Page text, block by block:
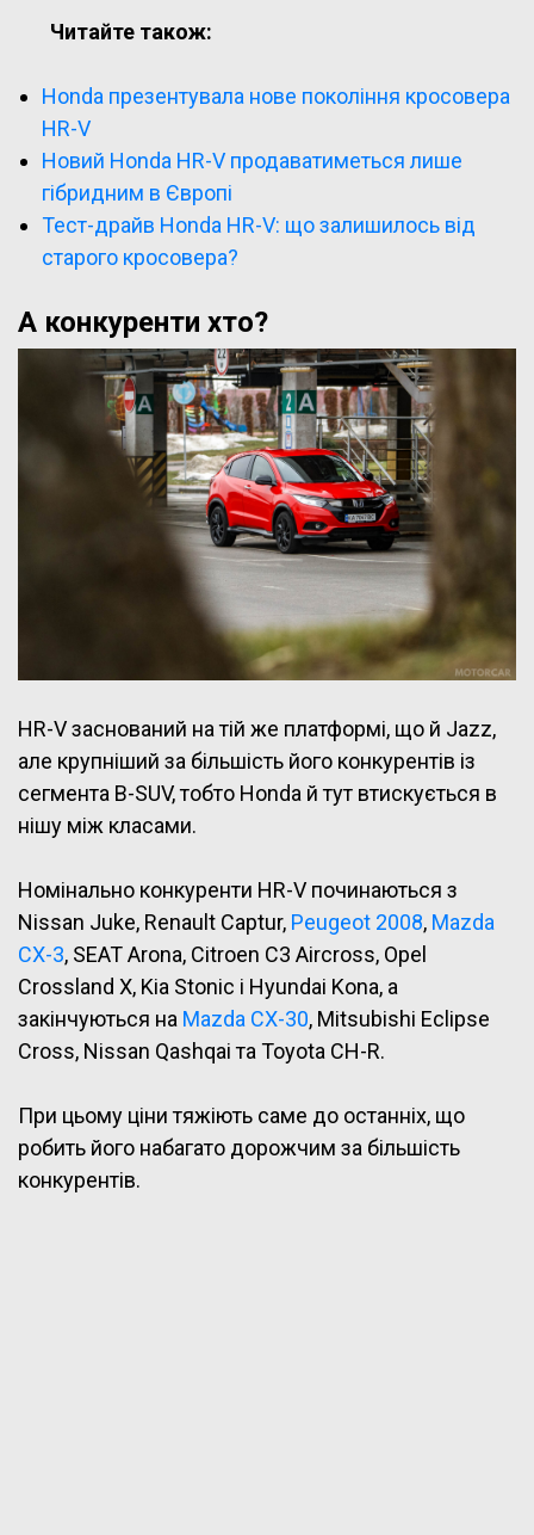
Читайте також:
Honda презентувала нове покоління кросовера
HR-V
Новий Honda HR-V продаватиметься лише
гібридним в Європі
Тест-драйв Honda HR-V: що залишилось від
старого кросовера?
А конкуренти хто?
HR-V заснований на тій же платформі, що й Jazz,
але крупніший за більшість його конкурентів із
сегмента B-SUV, тобто Honda й тут втискується в
нішу між класами.
Номінально конкуренти HR-V починаються з
Nissan Juke, Renault Captur, Peugeot 2008, Mazda
CX-3, SEAT Arona, Citroen C3 Aircross, Opel
Crossland X, Kia Stonic і Hyundai Kona, а
закінчуються на Mazda CX-30, Mitsubishi Eclipse
Cross, Nissan Qashqai та Toyota CH-R.
При цьому ціни тяжіють саме до останніх, що
робить його набагато дорожчим за більшість
конкурентів.